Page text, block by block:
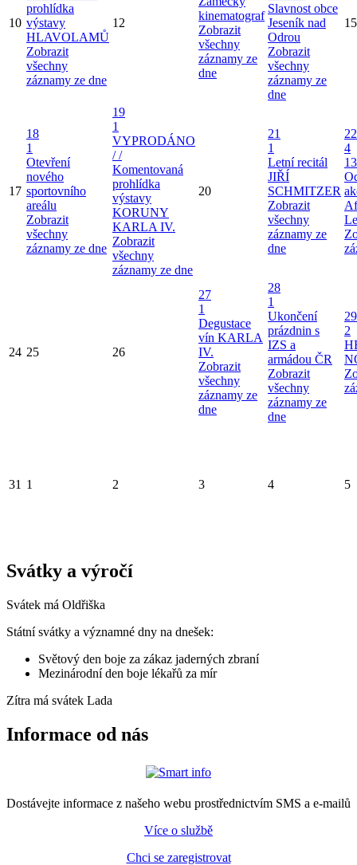
10
prohlídka
výstavy
HLAVOLAMŮ
Zobrazit
všechny
záznamy ze dne
12
kinematograf
Zobrazit
všechny
záznamy ze
dne
Slavnost obce
Jeseník nad
Odrou
Zobrazit
všechny
záznamy ze
dne
15
17
18
1
Otevření
nového
sportovního
areálu
Zobrazit
všechny
záznamy ze dne
19
1
VYPRODÁNO
/ /
Komentovaná
prohlídka
výstavy
KORUNY
KARLA IV.
Zobrazit
všechny
záznamy ze dne
20
21
1
Letní recitál
JIŘÍ
SCHMITZER
Zobrazit
všechny
záznamy ze
dne
22
4
24 25 26
27
1
Degustace
vín KARLA
IV.
Zobrazit
všechny
záznamy ze
dne
28
1
Ukončení
prázdnin s
IZS a
armádou ČR
Zobrazit
všechny
záznamy ze
dne
29
2
31 1 2 3 4 5
Svátky a výročí
Svátek má Oldřiška
Státní svátky a významné dny na dnešek:
Světový den boje za zákaz jaderných zbraní
Mezinárodní den boje lékařů za mír
Zítra má svátek Lada
Informace od nás
Dostávejte informace z našeho webu prostřednictvím SMS a e-mailů
Více o službě
Chci se zaregistrovat